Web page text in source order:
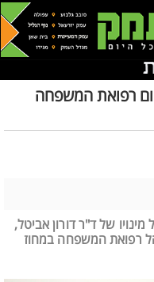
רפואת המשפחה
של ד"ר דורון אביטל,
רפואת המשפחה במחוז